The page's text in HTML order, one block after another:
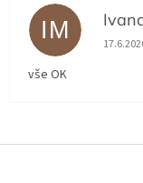
IM
vše OK
Z